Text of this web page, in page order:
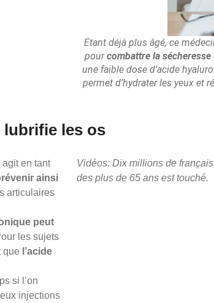
Etant déjà plus âgé, ce
pourcombattre la sécheresse
une faible dose d’acide
permet d’hydrater les yeux et
lubrifie les os
en tant
ainsi
articulaires
peut
les sujets
que l’acide
si l’on
injections
Vidéos: Dix millions de
des plus de 65 ans est touché.